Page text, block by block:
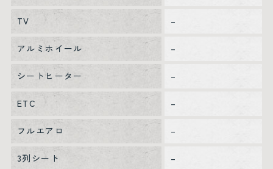
TV –
アルミホイール –
シートヒーター –
ETC –
フルエアロ –
3列シート
–